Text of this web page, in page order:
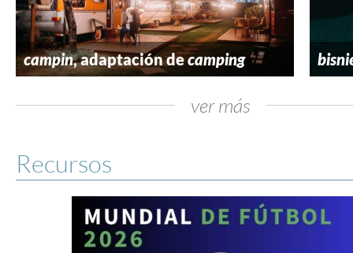
campin, adaptación decamping
ver más
Recursos